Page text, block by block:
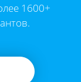
1600+